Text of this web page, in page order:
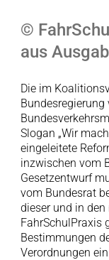
©
aus
Die im
Slogan „Wir
eingeleitete
inzwischen vom
Gesetzentwurf
vom Bundesrat
dieser und in
FahrSchulPraxis
Bestimmungen
Verordnungen ein.